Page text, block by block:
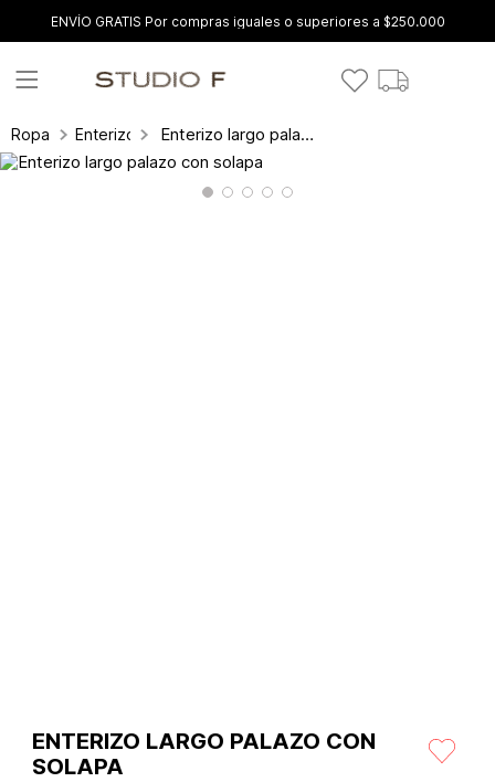
ENVÍO GRATIS Por compras iguales o superiores a $250.000
Ropa Enterizos y conjuntos Enterizo largo palazo con solapa
ENTERIZO LARGO PALAZO CON
SOLAPA